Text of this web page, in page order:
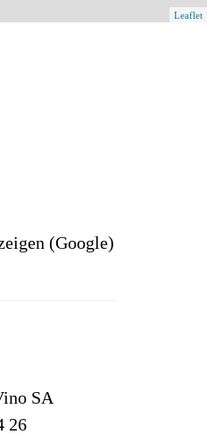
Leaflet
(Google)
SA
26